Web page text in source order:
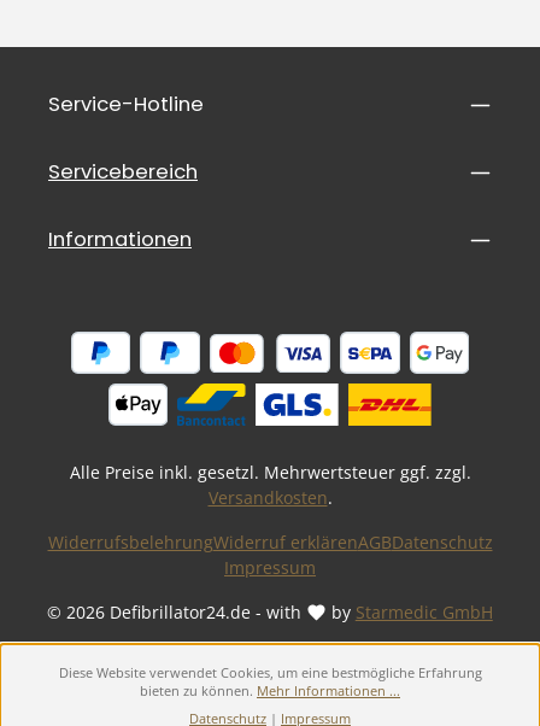
Service-Hotline
Servicebereich
Informationen
Alle Preise inkl. gesetzl. Mehrwertsteuer ggf. zzgl.
Versandkosten.
© 2026 Defibrillator24.de - with by Starmedic GmbH
WiderrufsbelehrungWiderruf erklärenAGBDatenschutz
Impressum
Diese Website verwendet Cookies, um eine bestmögliche Erfahrung
bieten zu können. Mehr Informationen ...
Datenschutz | Impressum